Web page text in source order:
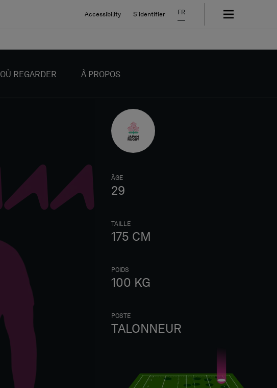
Accessibility S'identifier FR
OÙ REGARDER À PROPOS
ÂGE
29
TAILLE
175 CM
POIDS
100 KG
POSTE
TALONNEUR